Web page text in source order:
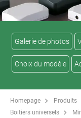
Galerie de photos
Choix du modèle
Homepage Produits
Boitiers universels